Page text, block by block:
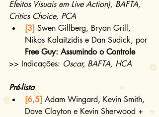
Efeitos Visuais em Live Action), BAFTA,
Critics Choice, PCA
[3] Swen Gillberg, Bryan Grill,
Nikos Kalaitzidis e Dan Sudick, por
Free Guy: Assumindo o Controle
>> Indicações: Oscar, BAFTA, HCA
Pré-lista
[6,5] Adam Wingard, Kevin Smith,
Dave Clayton e Kevin Sherwood +